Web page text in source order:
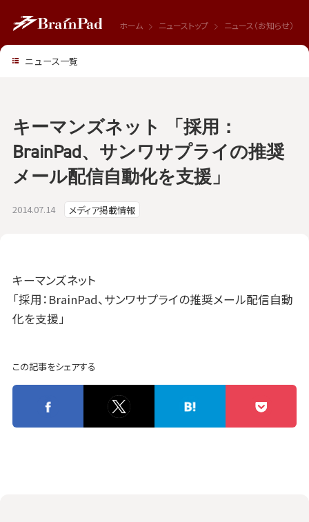
ホーム ニューストップ ニュース（お知らせ）
2014.07.14 メディア掲載情報
キーマンズネット 「採用：
BrainPad、サンワサプライの推奨
メール配信自動化を支援」
キーマンズネット
「採用：BrainPad、サンワサプライの推奨メール配信自動
化を支援」
この記事をシェアする
ニュース一覧